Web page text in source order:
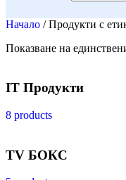
Начало / Продукти с
Показване на
IT Продукти
8 products
TV БОКС